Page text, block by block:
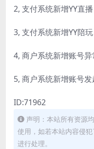
2, 支付系统新增YY直
3, 支付系统新增YY陪
4, 商户系统新增账号异
5, 商户系统新增账号
ID:71962
声明：本站所有资源
使用，如若本站内容侵
进行处理。